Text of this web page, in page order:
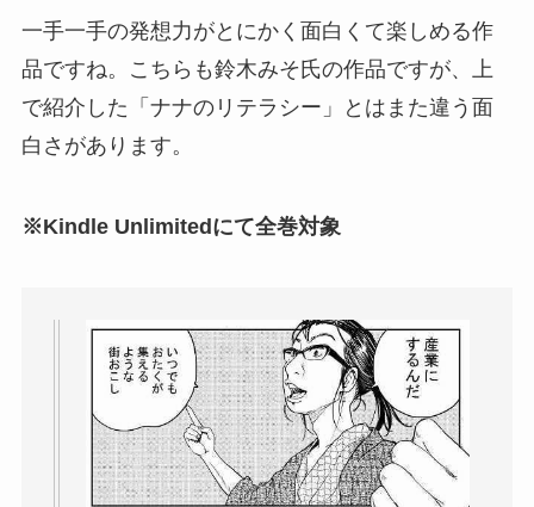
一手一手の発想力がとにかく面白くて楽しめる作
品ですね。こちらも鈴木みそ氏の作品ですが、上
で紹介した「ナナのリテラシー」とはまた違う面
白さがあります。
※Kindle Unlimitedにて全巻対象